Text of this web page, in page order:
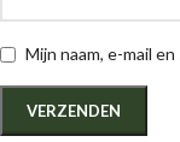
Mijn naam, e-mail